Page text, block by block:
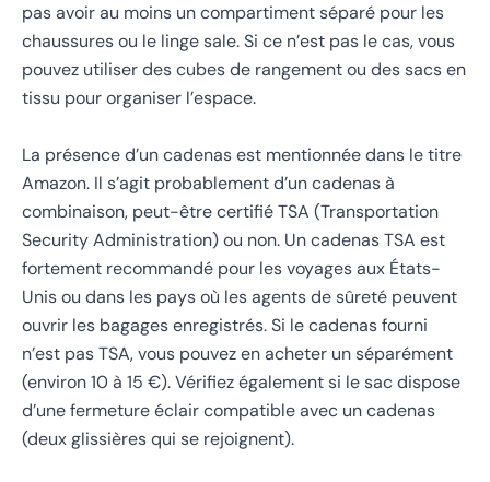
pas avoir au moins un compartiment séparé pour les
chaussures ou le linge sale. Si ce n’est pas le cas, vous
pouvez utiliser des cubes de rangement ou des sacs en
tissu pour organiser l’espace.
La présence d’un cadenas est mentionnée dans le titre
Amazon. Il s’agit probablement d’un cadenas à
combinaison, peut-être certifié TSA (Transportation
Security Administration) ou non. Un cadenas TSA est
fortement recommandé pour les voyages aux États-
Unis ou dans les pays où les agents de sûreté peuvent
ouvrir les bagages enregistrés. Si le cadenas fourni
n’est pas TSA, vous pouvez en acheter un séparément
(environ 10 à 15 €). Vérifiez également si le sac dispose
d’une fermeture éclair compatible avec un cadenas
(deux glissières qui se rejoignent).